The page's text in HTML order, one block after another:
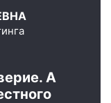
А